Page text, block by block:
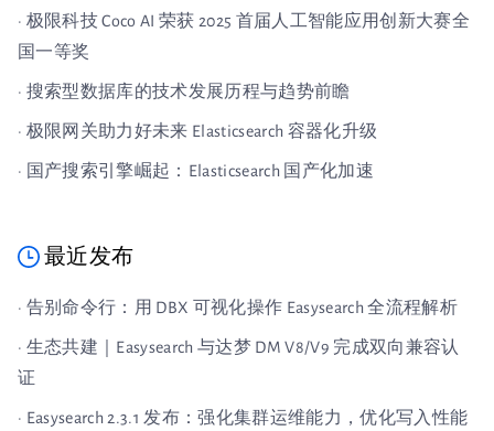
· 极限科技 Coco AI 荣获 2025 首届人工智能应用创新大赛全
国一等奖
· 搜索型数据库的技术发展历程与趋势前瞻
· 极限网关助力好未来 Elasticsearch 容器化升级
· 国产搜索引擎崛起：Elasticsearch 国产化加速
最近发布
· 告别命令行：用 DBX 可视化操作 Easysearch 全流程解析
· 生态共建｜Easysearch 与达梦 DM V8/V9 完成双向兼容认
证
· Easysearch 2.3.1 发布：强化集群运维能力，优化写入性能